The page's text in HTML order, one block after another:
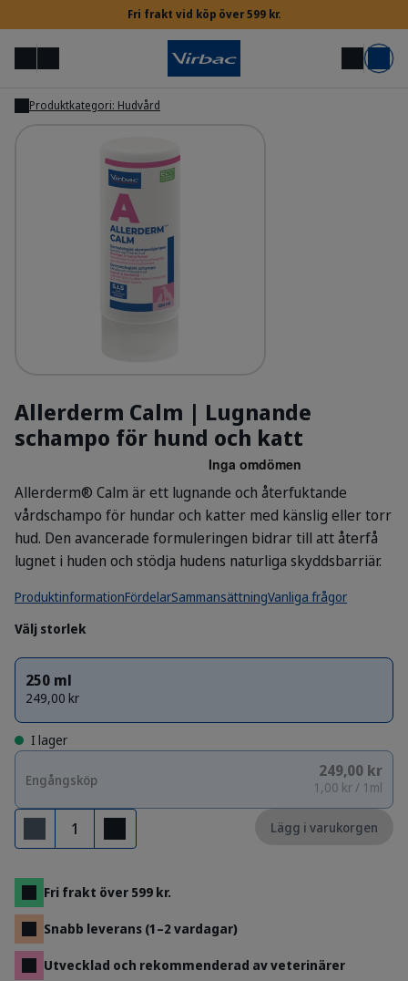
Fri frakt vid köp över 599 kr.
MenySök Mitt konto Varukorg
Produktkategori: Hudvård
Allerderm Calm
Allerderm Calm | Lugnande
schampo för hund och katt
Allerderm® Calm är ett lugnande och återfuktande
vårdschampo för hundar och katter med känslig eller torr
hud. Den avancerade formuleringen bidrar till att återfå
lugnet i huden och stödja hudens naturliga skyddsbarriär.
ProduktinformationFördelarSammansättningVanliga frågor
Välj storlek
250 ml
249,00 kr
I lager
Engångsköp 249,00 kr
1,00 kr / 1ml
Ta bort
Lägg till
Lägg i varukorgen
Fri frakt över 599 kr.
Snabb leverans (1–2 vardagar)
Utvecklad och rekommenderad av veterinärer